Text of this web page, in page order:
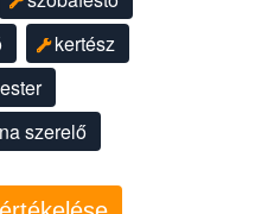
kertész
szerelő